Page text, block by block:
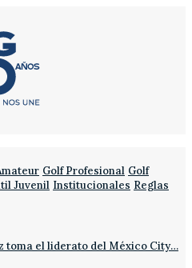
Golf Profesional Golf
Juvenil Institucionales Reglas
toma el liderato del México City…